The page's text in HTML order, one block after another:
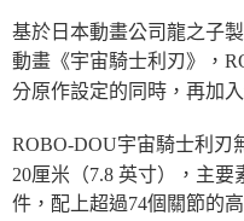
基於日本動畫公司龍之子
動畫《宇宙騎士利刃》，
分原作設定的同時，再加
ROBO-DOU宇宙騎士利刃
20厘米（7.8 英寸），主
件，配上超過74個關節的